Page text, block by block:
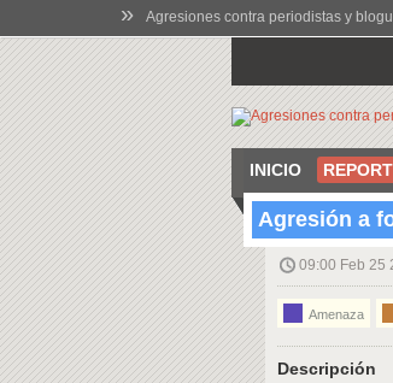
» Agresiones contra periodistas y
INICIO
Agresión a
09:00 Feb 25
Amenaza
Descripción